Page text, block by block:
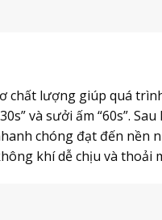
chất lượng giúp quá
và sưởi ấm “60s”.
chóng đạt đến nền
khí dễ chịu và thoải